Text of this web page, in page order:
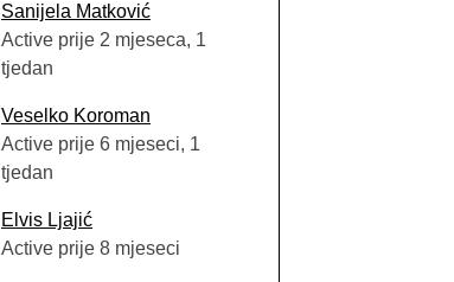
Sanijela Matković
Active prije 2 mjeseca, 1
tjedan
Veselko Koroman
Active prije 6 mjeseci, 1
tjedan
Elvis Ljajić
Active prije 8 mjeseci